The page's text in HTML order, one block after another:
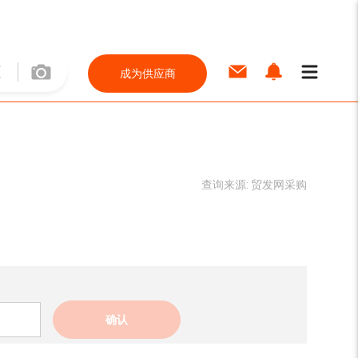
成为供应商
查询来源: 贸发网采购
确认